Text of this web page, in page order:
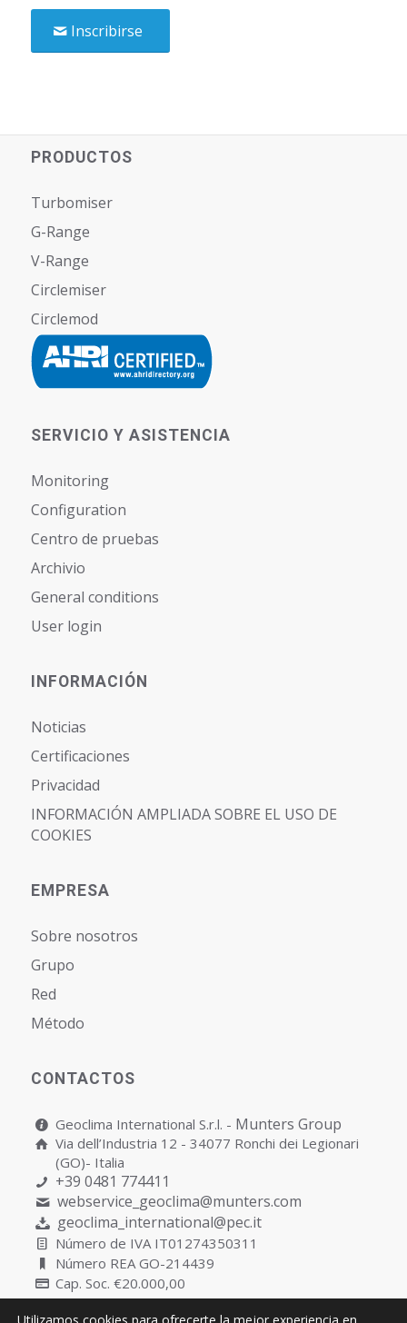
Inscribirse
PRODUCTOS
Turbomiser
G-Range
V-Range
Circlemiser
Circlemod
SERVICIO Y ASISTENCIA
Monitoring
Configuration
Centro de pruebas
Archivio
General conditions
User login
INFORMACIÓN
Noticias
Certificaciones
Privacidad
INFORMACIÓN AMPLIADA SOBRE EL USO DE
COOKIES
EMPRESA
Sobre nosotros
Grupo
Red
Método
CONTACTOS
Geoclima International S.r.l. - Munters Group
Via dell’Industria 12 - 34077 Ronchi dei Legionari
(GO)- Italia
+39 0481 774411
webservice_geoclima@munters.com
geoclima_international@pec.it
Número de IVA IT01274350311
Número REA GO-214439
Cap. Soc. €20.000,00